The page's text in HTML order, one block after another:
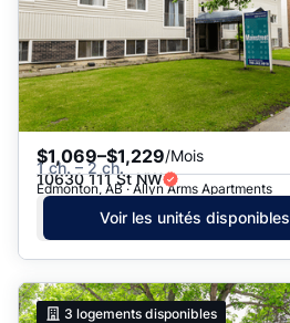
$1,069–$1,229/Mois
1 ch. – 2 ch.
10630 111 St NW
Edmonton, AB · Allyn Arms Apartments
Voir les unités disponibles
3 logements disponibles